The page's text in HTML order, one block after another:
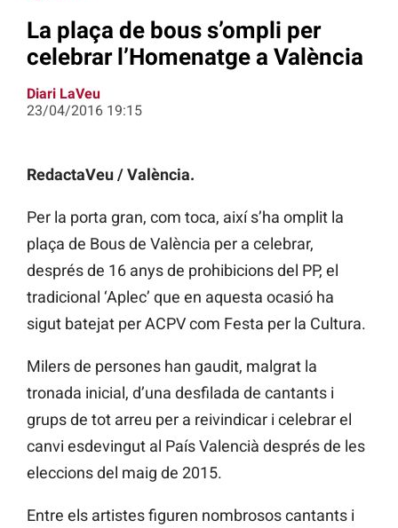
La plaça de bous s’ompli per
celebrar l’Homenatge a València
Diari LaVeu
23/04/2016 19:15
RedactaVeu / València.
Per la porta gran, com toca, així s’ha omplit la
plaça de Bous de València per a celebrar,
després de 16 anys de prohibicions del PP, el
tradicional ‘Aplec’ que en aquesta ocasió ha
sigut batejat per ACPV com Festa per la Cultura.
Milers de persones han gaudit, malgrat la
tronada inicial, d’una desfilada de cantants i
grups de tot arreu per a reivindicar i celebrar el
canvi esdevingut al País Valencià després de les
eleccions del maig de 2015.
Entre els artistes figuren nombrosos cantants i